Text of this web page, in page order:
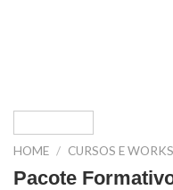
HOME / CURSOS E
Pacote